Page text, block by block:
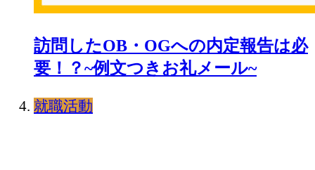
訪問したOB・OGへの内定報告は必
要！？~例文つきお礼メール~
就職活動